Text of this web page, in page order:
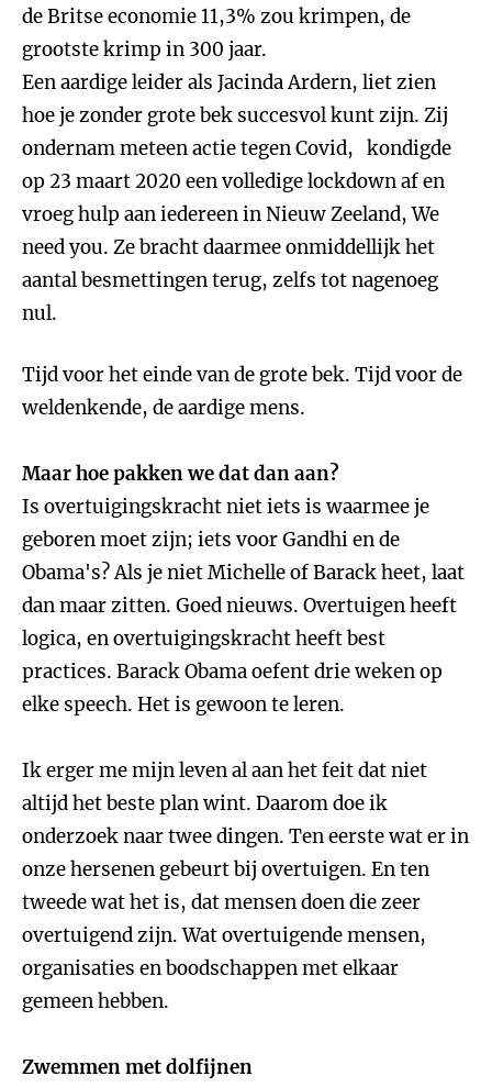
de Britse economie 11,3% zou krimpen, de
grootste krimp in 300 jaar.
Een aardige leider als Jacinda Ardern, liet zien
hoe je zonder grote bek succesvol kunt zijn. Zij
ondernam meteen actie tegen Covid, kondigde
op 23 maart 2020 een volledige lockdown af en
vroeg hulp aan iedereen in Nieuw Zeeland, We
need you. Ze bracht daarmee onmiddellijk het
aantal besmettingen terug, zelfs tot nagenoeg
nul.
Tijd voor het einde van de grote bek. Tijd voor de
weldenkende, de aardige mens.
Maar hoe pakken we dat dan aan?
Is overtuigingskracht niet iets is waarmee je
geboren moet zijn; iets voor Gandhi en de
Obama's? Als je niet Michelle of Barack heet, laat
dan maar zitten. Goed nieuws. Overtuigen heeft
logica, en overtuigingskracht heeft best
practices. Barack Obama oefent drie weken op
elke speech. Het is gewoon te leren.
Ik erger me mijn leven al aan het feit dat niet
altijd het beste plan wint. Daarom doe ik
onderzoek naar twee dingen. Ten eerste wat er in
onze hersenen gebeurt bij overtuigen. En ten
tweede wat het is, dat mensen doen die zeer
overtuigend zijn. Wat overtuigende mensen,
organisaties en boodschappen met elkaar
gemeen hebben.
Zwemmen met dolfijnen